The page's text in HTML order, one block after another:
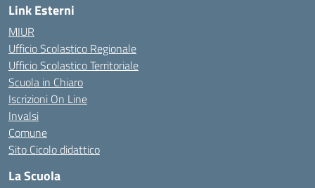
Link Esterni
MIUR
Ufficio Scolastico Regionale
Ufficio Scolastico Territoriale
Scuola in Chiaro
Iscrizioni On Line
Invalsi
Comune
Sito Cicolo didattico
La Scuola